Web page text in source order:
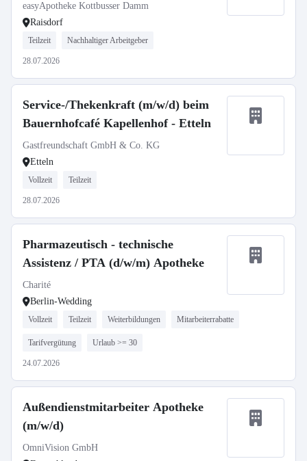
easyApotheke Kottbusser Damm
Raisdorf
Teilzeit Nachhaltiger Arbeitgeber
28.07.2026
Service-/Thekenkraft (m/w/d) beim
Bauernhofcafé Kapellenhof - Etteln
Gastfreundschaft GmbH & Co. KG
Etteln
Vollzeit Teilzeit
28.07.2026
Pharmazeutisch - technische
Assistenz / PTA (d/w/m) Apotheke
Charité
Berlin-Wedding
Vollzeit Teilzeit Weiterbildungen Mitarbeiterrabatte
Tarifvergütung Urlaub >= 30
24.07.2026
Außendienstmitarbeiter Apotheke
(m/w/d)
OmniVision GmbH